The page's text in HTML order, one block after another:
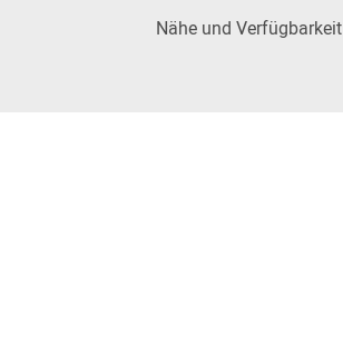
Nähe und Verfügbarkeit